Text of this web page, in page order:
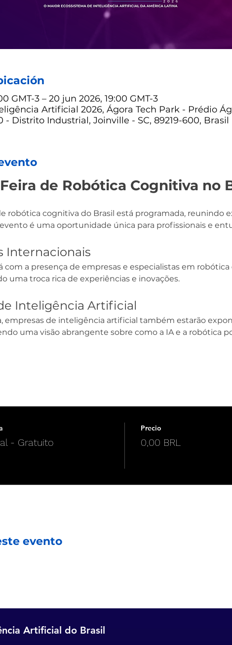
GMT-3 – 20 jun 2026, 19:00 GMT-3
Artificial 2026, Ágora Tech Park - Prédio
- Distrito Industrial, Joinville - SC, 89219-600, Brasil
de Robótica Cognitiva no
robótica cognitiva do Brasil está programada, reunindo
é uma oportunidade única para profissionais e
Internacionais
com a presença de empresas e especialistas em
uma troca rica de experiências e inovações.
Inteligência Artificial
empresas de inteligência artificial também estarão
uma visão abrangente sobre como a IA e a robótica
- Gratuito
Precio
0,00 BRL
evento
Artificial do Brasil